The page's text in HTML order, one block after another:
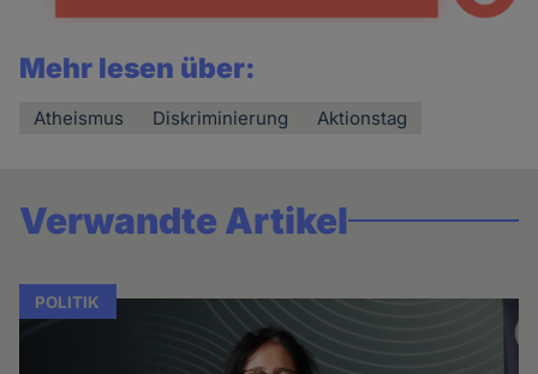
Mehr lesen über:
Atheismus Diskriminierung Aktionstag
Verwandte Artikel
POLITIK